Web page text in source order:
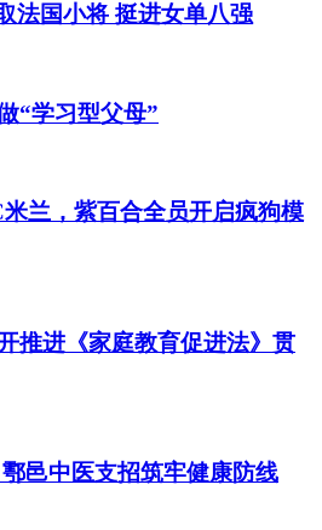
法国小将 挺进女单八强
“学习型父母”
兰，紫百合全员开启疯狗模
推进《家庭教育促进法》贯
邑中医支招筑牢健康防线